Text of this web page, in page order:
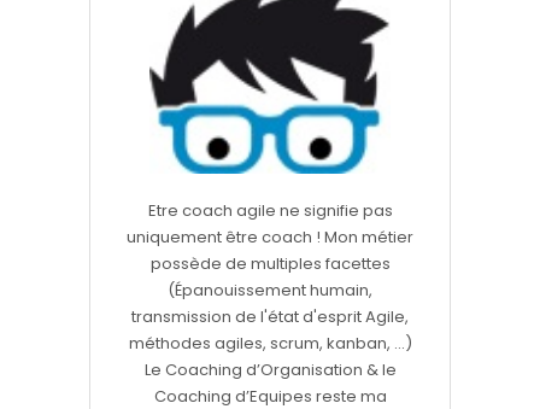
Etre coach agile ne signifie pas
uniquement être coach ! Mon métier
possède de multiples facettes
(Épanouissement humain,
transmission de l'état d'esprit Agile,
méthodes agiles, scrum, kanban, ...)
Le Coaching d’Organisation & le
Coaching d’Equipes reste ma